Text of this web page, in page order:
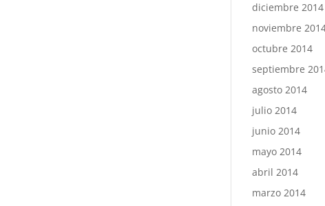
diciembre 2014
noviembre
octubre 2014
septiembre
agosto 2014
julio 2014
junio 2014
mayo 2014
abril 2014
marzo 2014